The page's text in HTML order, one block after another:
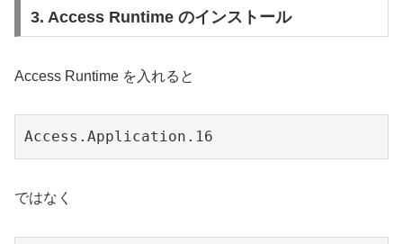
3. Access Runtime のインストール
Access Runtime を入れると
Access.Application.16
ではなく